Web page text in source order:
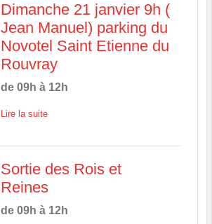
Dimanche 21 janvier 9h (
Jean Manuel) parking du
Novotel Saint Etienne du
Rouvray
de 09h à 12h
Lire la suite
Sortie des Rois et
Reines
de 09h à 12h